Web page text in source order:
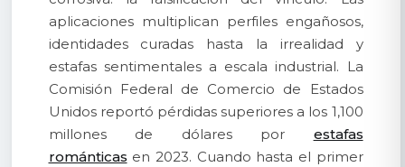
aplicaciones multiplican perfiles engañosos,
identidades curadas hasta la irrealidad y
estafas sentimentales a escala industrial. La
Comisión Federal de Comercio de Estados
Unidos reportó pérdidas superiores a los 1,100
millones de dólares por estafas
románticas en 2023. Cuando hasta el primer